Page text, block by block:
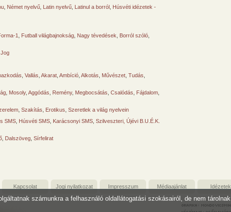
Német nyelvű Latin nyelvű Latinul a borról Húsvéti idézetek -
1 Futball világbajnokság Nagy tévedések Borról szóló
Jog
Vallás Akarat Ambíció Alkotás Művészet Tudás
Mosoly, Aggódás Remény, Megbocsátás Csalódás Fájdalom
Szakítás Erotikus Szeretlek a világ nyelvein
SMS Húsvéti SMS Karácsonyi SMS Szilveszteri, Újévi B.U.É.K.
Dalszöveg Sírfelirat
Kapcsolat Jogi nyilatkozat Impresszum Médiaajánlat Idézetek
számunkra a felhasználó oldallátogatási szokásairól, de nem tárolnak